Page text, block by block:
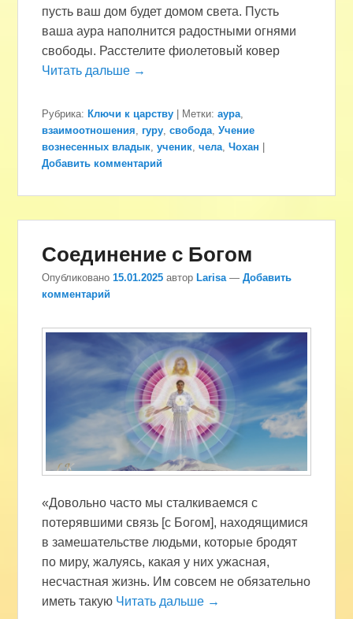
пусть ваш дом будет домом света. Пусть
ваша аура наполнится радостными огнями
свободы. Расстелите фиолетовый ковер
Читать дальше →
Рубрика: Ключи к царству Метки: аура,
взаимоотношения, гуру,свобода,Учение
вознесенных владык,ученик,чела,Чохан
Добавить комментарий
Соединение с Богом
Опубликовано15.01.2025 автор Larisa —Добавить
комментарий
«Довольно часто мы сталкиваемся с
потерявшими связь [с Богом], находящимися
в замешательстве людьми, которые бродят
по миру, жалуясь, какая у них ужасная,
несчастная жизнь. Им совсем не обязательно
иметь такую Читать дальше →